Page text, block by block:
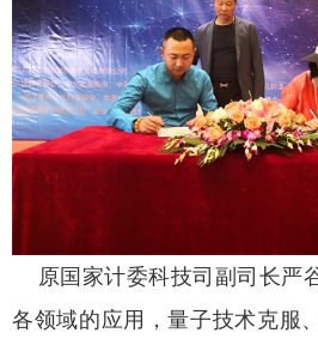
原国家计委科技司副司长严
各领域的应用，量子技术克服